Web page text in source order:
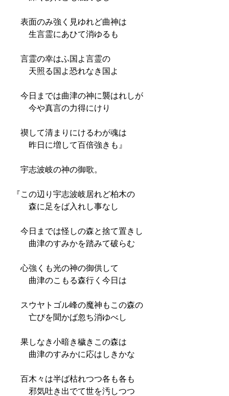
表面のみ強く見ゆれど曲神は
生言霊にあひて消ゆるも
言霊の幸はふ国よ言霊の
天照る国よ恐れなき国よ
今日までは曲津の神に襲はれしが
今や真言の力得にけり
禊して清まりにけるわが魂は
昨日に増して百倍強きも』
宇志波岐の神の御歌。
『この辺り宇志波岐居れど柏木の
森に足をば入れし事なし
今日までは怪しの森と捨て置きし
曲津のすみかを踏みて破らむ
心強くも光の神の御供して
曲津のこもる森行く今日は
スウヤトゴル峰の魔神もこの森の
亡びを聞かば忽ち消ゆべし
果しなき小暗き穢きこの森は
曲津のすみかに応はしきかな
百木々は半ば枯れつつ各も各も
邪気吐き出でて世を汚しつつ